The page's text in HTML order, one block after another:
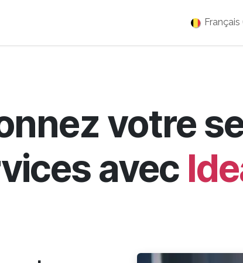
Français
votre
avec